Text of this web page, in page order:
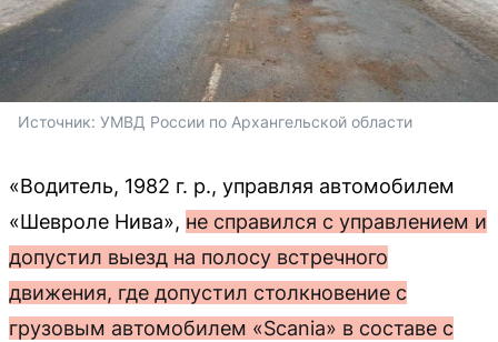
Источник: УМВД России по Архангельской области
«Водитель, 1982 г. р., управляя автомобилем
«Шевроле Нива», не справился с управлением и
допустил выезд на полосу встречного
движения, где допустил столкновение с
грузовым автомобилем «Scania» в составе с